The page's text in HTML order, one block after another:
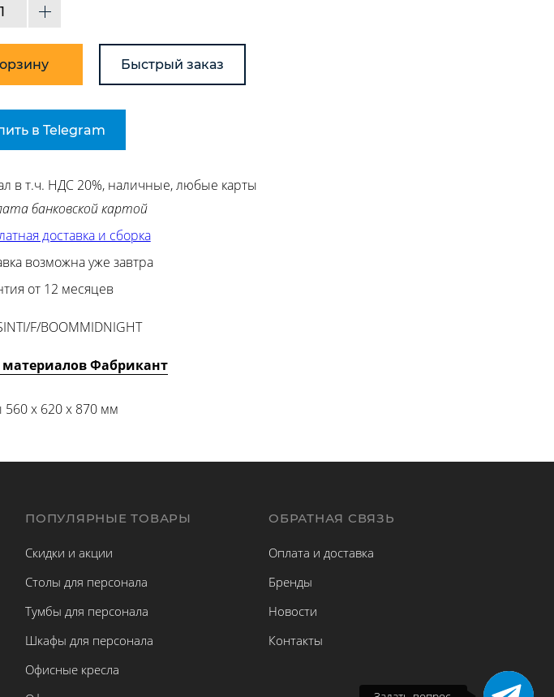
Быстрый заказ
в Telegram
в т.ч. НДС 20%, наличные, любые карты
доставка и сборка
возможна уже завтра
от 12 месяцев
F/BOOMMIDNIGHT
материалов Фабрикант
560 x 620 x 870 мм
ПОПУЛЯРНЫЕ ТОВАРЫ
Скидки и акции
Столы для персонала
Тумбы для персонала
Шкафы для персонала
Офисные кресла
ОБРАТНАЯ СВЯЗЬ
Оплата и доставка
Бренды
Новости
Контакты